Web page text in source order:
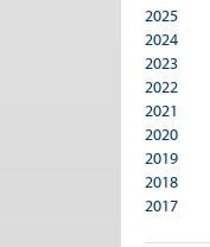
Pensioen
Publieke
Recht en
Regulering
Sociale
Sport
2025
2024
2023
2022
2021
2020
2019
2018
2017